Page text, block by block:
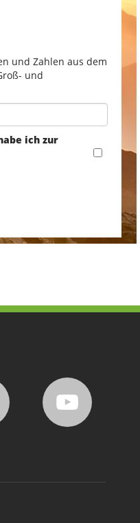
und Zahlen aus dem
und
ich zur